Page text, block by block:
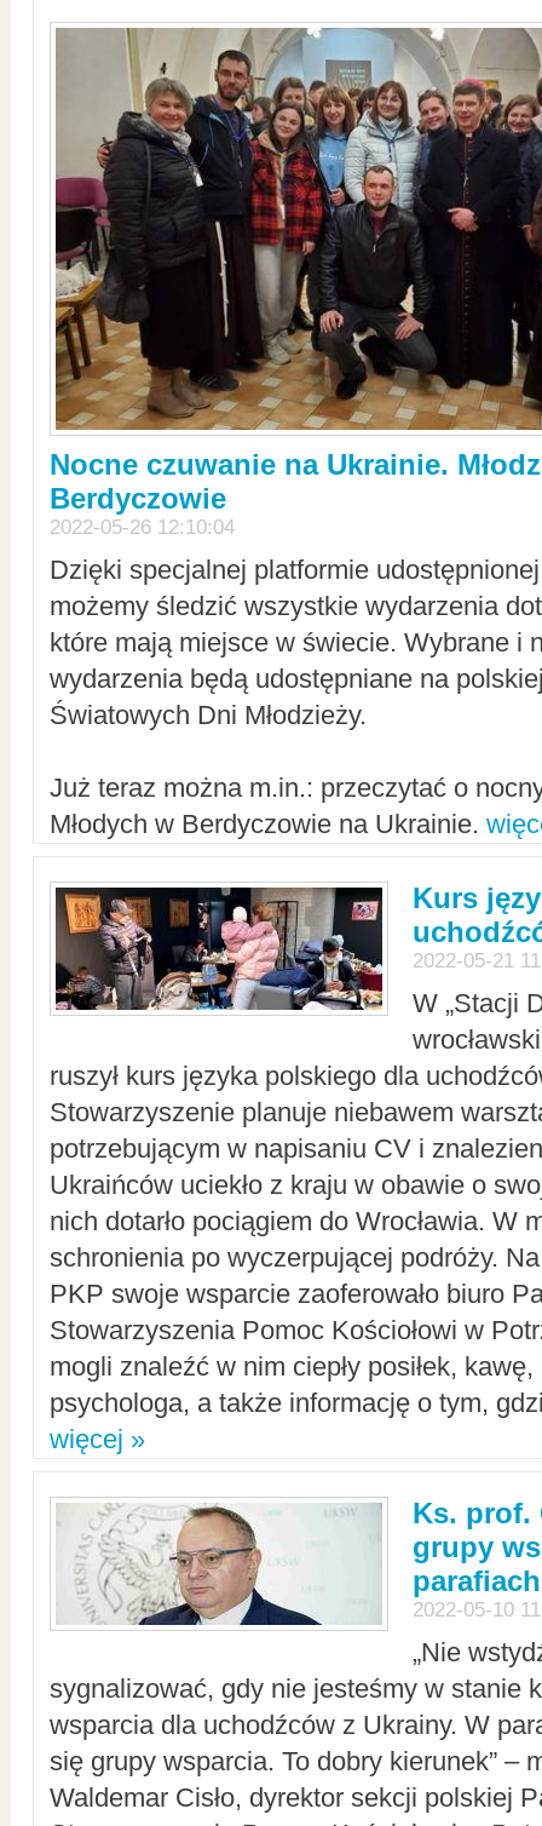
Nocne czuwanie na Ukrainie.
Berdyczowie
2022-05-26 12:10:04
Dzięki specjalnej platformie
możemy śledzić wszystkie wydarzenia
które mają miejsce w świecie. Wybrane i
wydarzenia będą udostępniane na
Światowych Dni Młodzieży.
Już teraz można m.in.: przeczytać o
Młodych w Berdyczowie na Ukrainie.
Kurs
2022-05-21
W „Stacji
ruszył kurs języka polskiego dla
Stowarzyszenie planuje niebawem
potrzebującym w napisaniu CV i
Ukraińców uciekło z kraju w obawie o
nich dotarło pociągiem do Wrocławia. W
schronienia po wyczerpującej podróży.
PKP swoje wsparcie zaoferowało biuro
Stowarzyszenia Pomoc Kościołowi w
mogli znaleźć w nim ciepły posiłek,
psychologa, a także informację o tym,
więcej »
Ks. prof.
grupy
parafiach
2022-05-10
„Nie
sygnalizować, gdy nie jesteśmy w stanie
wsparcia dla uchodźców z Ukrainy. W
się grupy wsparcia. To dobry kierunek” –
Waldemar Cisło, dyrektor sekcji polskiej